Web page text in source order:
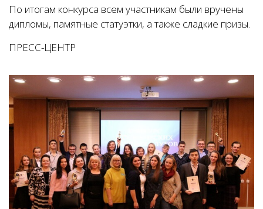
По итогам конкурса всем участникам были вручены
дипломы, памятные статуэтки, а также сладкие призы.
ПРЕСС-ЦЕНТР